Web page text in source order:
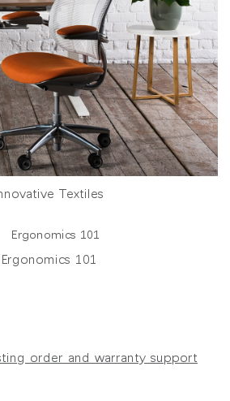
Textiles
Ergonomics 101
order and warranty support